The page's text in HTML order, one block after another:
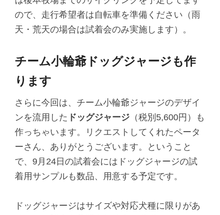
ので、走行希望者は自転車を準備ください（雨
天・荒天の場合は試着会のみ実施します）。
チーム小輪爺ドッグジャージも作
ります
さらに今回は、チーム小輪爺ジャージのデザイ
ンを流用した ドッグジャージ （税別5,600円）も
作っちゃいます。リクエストしてくれたペータ
ーさん、ありがとうございます。ということ
で、9月24日の試着会にはドッグジャージの試
着用サンプルも数品、用意する予定です。
ドッグジャージはサイズや対応犬種に限りがあ